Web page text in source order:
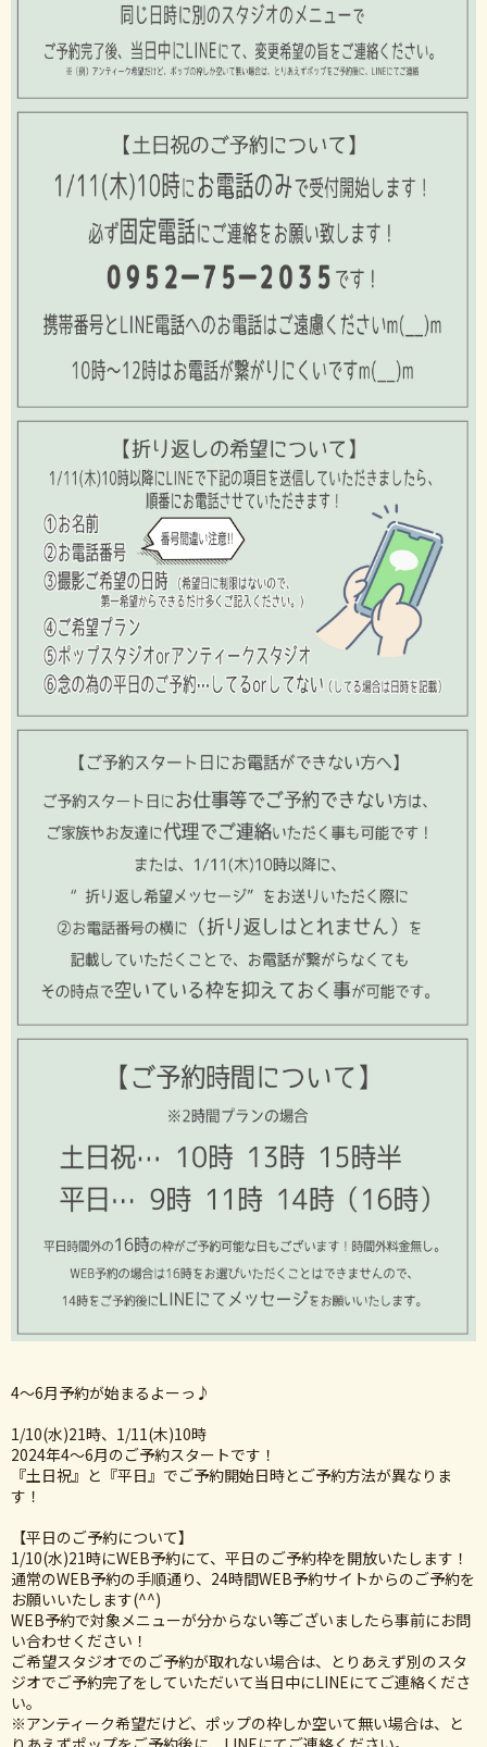
4〜6月予約が始まるよーっ♪
1/10(水)21時、1/11(木)10時
2024年4〜6月のご予約スタートです！
『土日祝』と『平日』でご予約開始日時とご予約方法が異なりま
す！
【平日のご予約について】
1/10(水)21時にWEB予約にて、平日のご予約枠を開放いたします！
通常のWEB予約の手順通り、24時間WEB予約サイトからのご予約を
お願いいたします(^^)
WEB予約で対象メニューが分からない等ございましたら事前にお問
い合わせください！
ご希望スタジオでのご予約が取れない場合は、とりあえず別のスタ
ジオでご予約完了をしていただいて当日中にLINEにてご連絡くださ
い。
※アンティーク希望だけど、ポップの枠しか空いて無い場合は、と